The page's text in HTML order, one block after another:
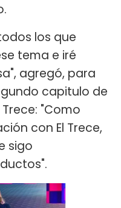
los que
tema e iré
agregó, para
capitulo de
Trece: "Como
con El Trece,
sigo